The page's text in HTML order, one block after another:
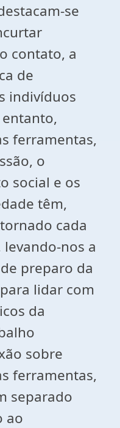
se
contato, a
de
indivíduos
ferramentas,
o
social e os
têm,
cada
nos a
preparo da
lidar com
da
sobre
ferramentas,
separado
ao